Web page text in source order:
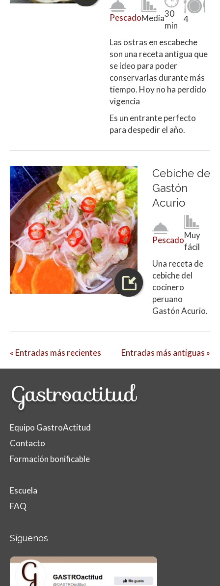
PescadoMedia30
min
4
Las ostras en escabeche
son una receta antigua que
se ideo para poder
conservarlas durante más
tiempo. Hoy no ha perdido
vigencia
Es un entrante perfecto
para despedir el año.
Cebiche de
Gastón
Acurio
PescadoMuy
fácil
Una receta de
cebiche del
cocinero
peruano
Gastón Acurio.
« Entradas más recientes Entradas más antiguas »
Equipo GastroActitud
Contacto
Formación bonificable
Escuela
FAQ
Síguenos